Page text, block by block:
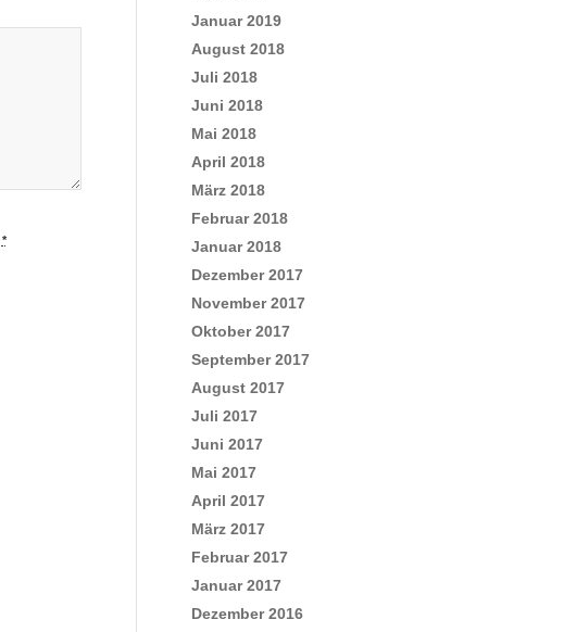
*
Januar 2019
August 2018
Juli 2018
Juni 2018
Mai 2018
April 2018
März 2018
Februar 2018
Januar 2018
Dezember 2017
November 2017
Oktober 2017
September 2017
August 2017
Juli 2017
Juni 2017
Mai 2017
April 2017
März 2017
Februar 2017
Januar 2017
Dezember 2016